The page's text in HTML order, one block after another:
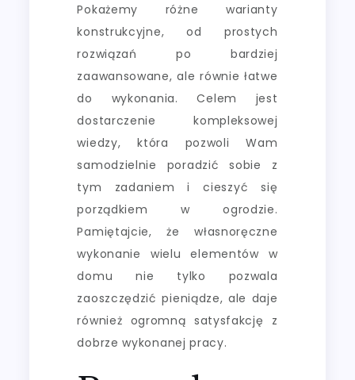
Pokażemy różne warianty
konstrukcyjne, od prostych
rozwiązań po bardziej
zaawansowane, ale równie łatwe
do wykonania. Celem jest
dostarczenie kompleksowej
wiedzy, która pozwoli Wam
samodzielnie poradzić sobie z
tym zadaniem i cieszyć się
porządkiem w ogrodzie.
Pamiętajcie, że własnoręczne
wykonanie wielu elementów w
domu nie tylko pozwala
zaoszczędzić pieniądze, ale daje
również ogromną satysfakcję z
dobrze wykonanej pracy.